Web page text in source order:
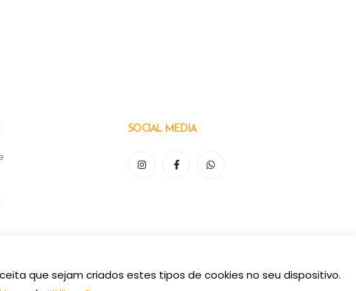
SOCIAL MEDIA
que sejam criados estes tipos de cookies no seu dispositivo.